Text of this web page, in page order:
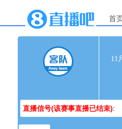
首
11
直播信号(该赛事直播已结束):